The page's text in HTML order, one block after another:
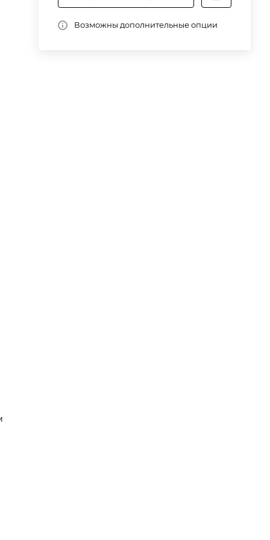
Возможны дополнительные опции